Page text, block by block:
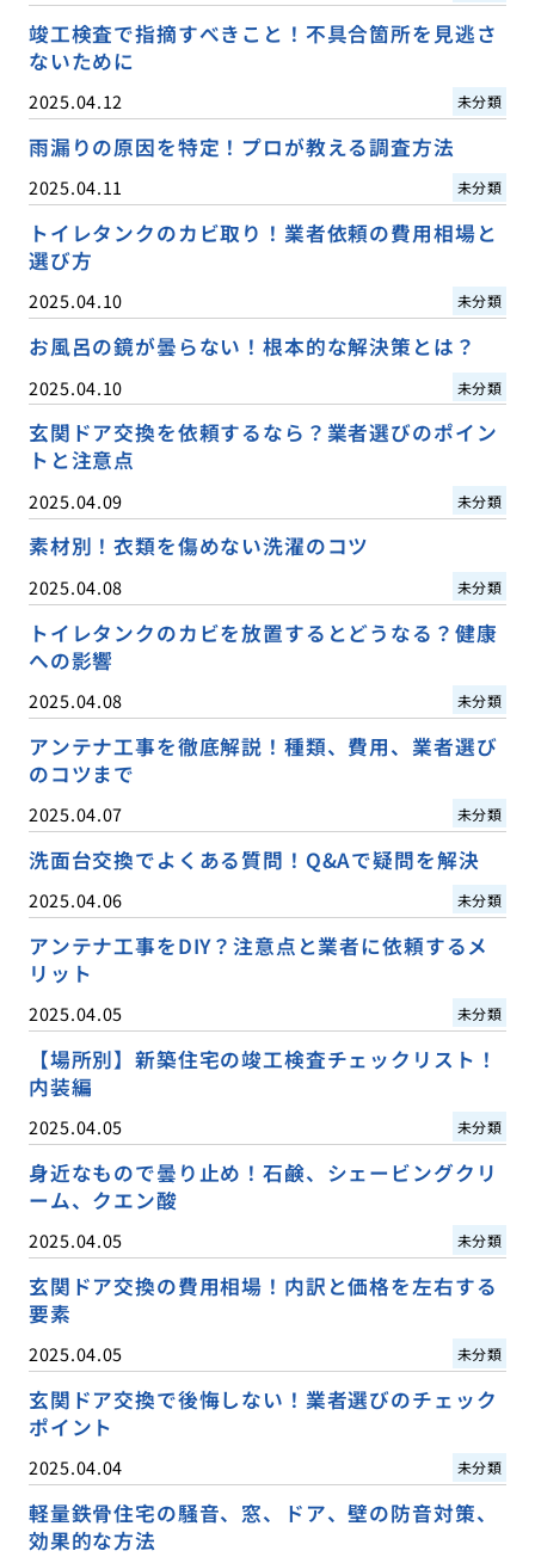
竣工検査で指摘すべきこと！不具合箇所を見逃さ
ないために
2025.04.12 未分類
雨漏りの原因を特定！プロが教える調査方法
2025.04.11 未分類
トイレタンクのカビ取り！業者依頼の費用相場と
選び方
2025.04.10 未分類
お風呂の鏡が曇らない！根本的な解決策とは？
2025.04.10 未分類
玄関ドア交換を依頼するなら？業者選びのポイン
トと注意点
2025.04.09 未分類
素材別！衣類を傷めない洗濯のコツ
2025.04.08 未分類
トイレタンクのカビを放置するとどうなる？健康
への影響
2025.04.08 未分類
アンテナ工事を徹底解説！種類、費用、業者選び
のコツまで
2025.04.07 未分類
洗面台交換でよくある質問！Q&Aで疑問を解決
2025.04.06 未分類
アンテナ工事をDIY？注意点と業者に依頼するメ
リット
2025.04.05 未分類
【場所別】新築住宅の竣工検査チェックリスト！
内装編
2025.04.05 未分類
身近なもので曇り止め！石鹸、シェービングクリ
ーム、クエン酸
2025.04.05 未分類
玄関ドア交換の費用相場！内訳と価格を左右する
要素
2025.04.05 未分類
玄関ドア交換で後悔しない！業者選びのチェック
ポイント
2025.04.04 未分類
軽量鉄骨住宅の騒音、窓、ドア、壁の防音対策、
効果的な方法